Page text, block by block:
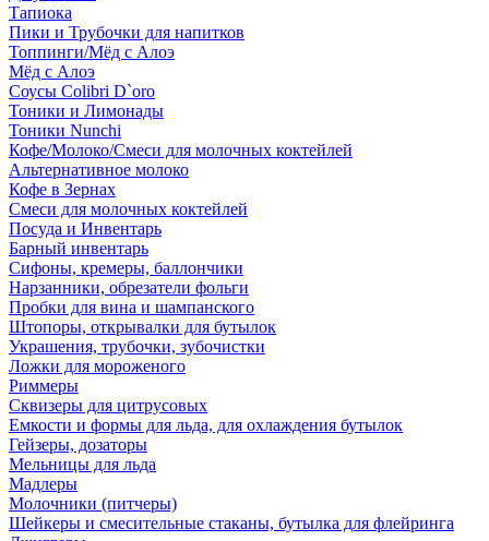
Тапиока
Пики и Трубочки для напитков
Топпинги/Мёд с Алоэ
Мёд с Алоэ
Соусы Colibri D`oro
Тоники и Лимонады
Тоники Nunchi
Кофе/Молоко/Смеси для молочных коктейлей
Альтернативное молоко
Кофе в Зернах
Смеси для молочных коктейлей
Посуда и Инвентарь
Барный инвентарь
Сифоны, кремеры, баллончики
Нарзанники, обрезатели фольги
Пробки для вина и шампанского
Штопоры, открывалки для бутылок
Украшения, трубочки, зубочистки
Ложки для мороженого
Риммеры
Сквизеры для цитрусовых
Емкости и формы для льда, для охлаждения бутылок
Гейзеры, дозаторы
Мельницы для льда
Мадлеры
Молочники (питчеры)
Шейкеры и смесительные стаканы, бутылка для флейринга